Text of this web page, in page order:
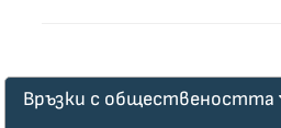
Връзки с обществеността